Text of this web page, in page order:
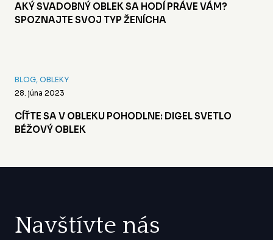
AKÝ SVADOBNÝ OBLEK SA HODÍ PRÁVE VÁM?
SPOZNAJTE SVOJ TYP ŽENÍCHA
BLOG, OBLEKY
28. júna 2023
CÍŤTE SA V OBLEKU POHODLNE: DIGEL SVETLO
BÉŽOVÝ OBLEK
Navštívte nás